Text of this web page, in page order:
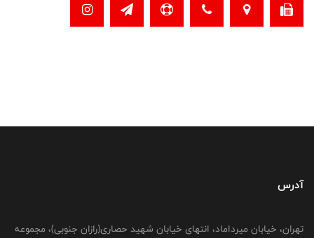
آدرس
تهران، خیابان میرداماد، انتهای خیابان شهید حصاری(رازان جنوبی)، مجموعه